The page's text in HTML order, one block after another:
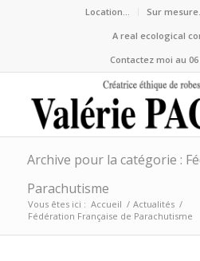
Location… Sur
A real ecological
Contactez moi au 06
Archive pour la catégorie :
Parachutisme
Vous êtes ici : Accueil / Actualités /
Fédération Française de Parachutisme